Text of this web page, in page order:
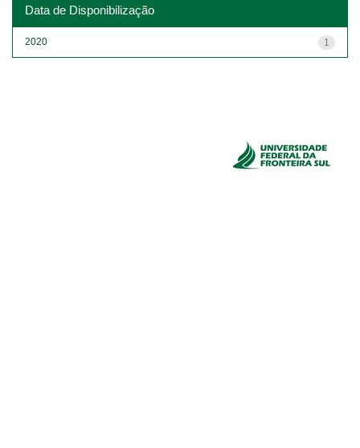
Data de Disponibilização
1
2020